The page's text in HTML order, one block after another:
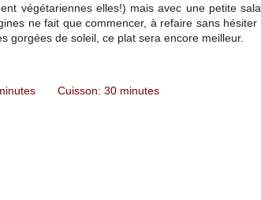
végétariennes elles!) mais avec une petite
ne fait que commencer, à refaire sans hésiter
gorgées de soleil, ce plat sera encore meilleur.
Cuisson: 30 minutes